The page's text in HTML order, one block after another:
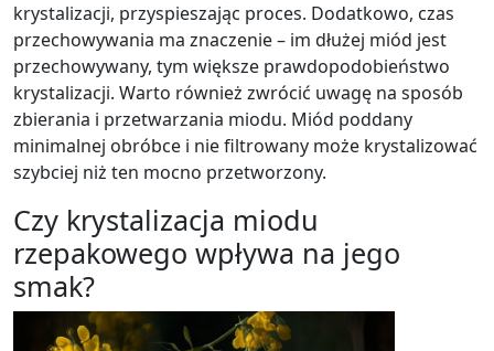
krystalizacji, przyspieszając proces. Dodatkowo, czas
przechowywania ma znaczenie – im dłużej miód jest
przechowywany, tym większe prawdopodobieństwo
krystalizacji. Warto również zwrócić uwagę na sposób
zbierania i przetwarzania miodu. Miód poddany
minimalnej obróbce i nie filtrowany może krystalizować
szybciej niż ten mocno przetworzony.
Czy krystalizacja miodu
rzepakowego wpływa na jego
smak?